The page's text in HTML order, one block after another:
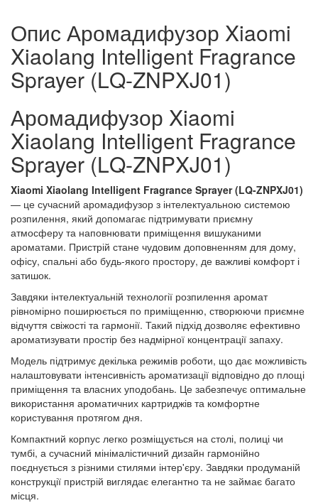
Опис Аромадифузор Xiaomi
Xiaolang Intelligent Fragrance
Sprayer (LQ-ZNPXJ01)
Аромадифузор Xiaomi
Xiaolang Intelligent Fragrance
Sprayer (LQ-ZNPXJ01)
Xiaomi Xiaolang Intelligent Fragrance Sprayer (LQ-ZNPXJ01)
— це сучасний аромадифузор з інтелектуальною системою
розпилення, який допомагає підтримувати приємну
атмосферу та наповнювати приміщення вишуканими
ароматами. Пристрій стане чудовим доповненням для дому,
офісу, спальні або будь-якого простору, де важливі комфорт і
затишок.
Завдяки інтелектуальній технології розпилення аромат
рівномірно поширюється по приміщенню, створюючи приємне
відчуття свіжості та гармонії. Такий підхід дозволяє ефективно
ароматизувати простір без надмірної концентрації запаху.
Модель підтримує декілька режимів роботи, що дає можливість
налаштовувати інтенсивність ароматизації відповідно до площі
приміщення та власних уподобань. Це забезпечує оптимальне
використання ароматичних картриджів та комфортне
користування протягом дня.
Компактний корпус легко розміщується на столі, полиці чи
тумбі, а сучасний мінімалістичний дизайн гармонійно
поєднується з різними стилями інтер'єру. Завдяки продуманій
конструкції пристрій виглядає елегантно та не займає багато
місця.